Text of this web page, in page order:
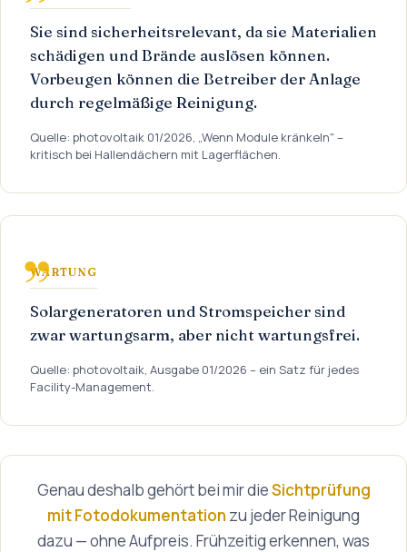
Sie sind sicherheitsrelevant, da sie Materialien
schädigen und Brände auslösen können.
Vorbeugen können die Betreiber der Anlage
durch regelmäßige Reinigung.
Quelle: photovoltaik 01/2026, „Wenn Module kränkeln" –
kritisch bei Hallendächern mit Lagerflächen.
WARTUNG
Solargeneratoren und Stromspeicher sind
zwar wartungsarm, aber nicht wartungsfrei.
Quelle: photovoltaik, Ausgabe 01/2026 – ein Satz für jedes
Facility-Management.
Genau deshalb gehört bei mir dieSichtprüfung
mit Fotodokumentation zu jeder Reinigung
dazu — ohne Aufpreis. Frühzeitig erkennen, was